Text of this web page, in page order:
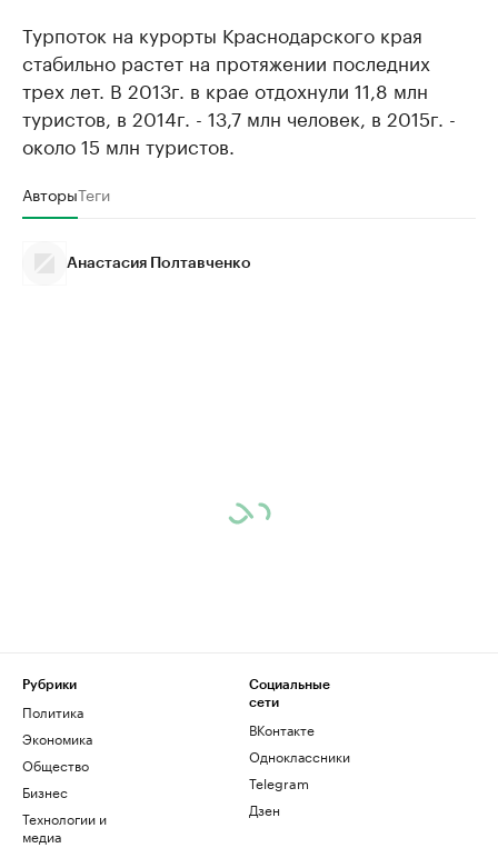
Турпоток на курорты Краснодарского края
стабильно растет на протяжении последних
трех лет. В 2013г. в крае отдохнули 11,8 млн
туристов, в 2014г. - 13,7 млн человек, в 2015г. -
около 15 млн туристов.
АвторыТеги
Анастасия Полтавченко
Рубрики
Политика
Экономика
Общество
Бизнес
Технологии и
медиа
Социальные
сети
ВКонтакте
Одноклассники
Telegram
Дзен